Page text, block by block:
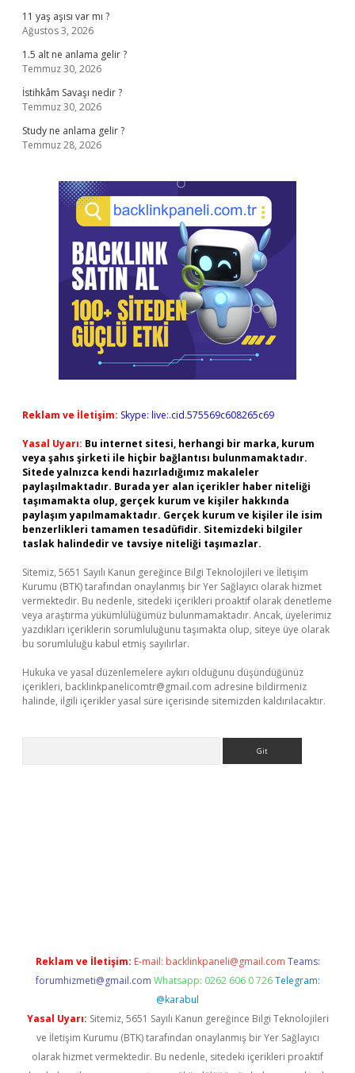
11 yaş aşısı var mı ?
Ağustos 3, 2026
1.5 alt ne anlama gelir ?
Temmuz 30, 2026
İstihkâm Savaşı nedir ?
Temmuz 30, 2026
Study ne anlama gelir ?
Temmuz 28, 2026
Reklam ve İletişim: Skype: live:.cid.575569c608265c69
Yasal Uyarı: Bu internet sitesi, herhangi bir marka, kurum
veya şahıs şirketi ile hiçbir bağlantısı bulunmamaktadır.
Sitede yalnızca kendi hazırladığımız makaleler
paylaşılmaktadır. Burada yer alan içerikler haber niteliği
taşımamakta olup, gerçek kurum ve kişiler hakkında
paylaşım yapılmamaktadır. Gerçek kurum ve kişiler ile isim
benzerlikleri tamamen tesadüfidir. Sitemizdeki bilgiler
taslak halindedir ve tavsiye niteliği taşımazlar.
Sitemiz, 5651 Sayılı Kanun gereğince Bilgi Teknolojileri ve İletişim
Kurumu (BTK) tarafından onaylanmış bir Yer Sağlayıcı olarak hizmet
vermektedir. Bu nedenle, sitedeki içerikleri proaktif olarak denetleme
veya araştırma yükümlülüğümüz bulunmamaktadır. Ancak, üyelerimiz
yazdıkları içeriklerin sorumluluğunu taşımakta olup, siteye üye olarak
bu sorumluluğu kabul etmiş sayılırlar.
Hukuka ve yasal düzenlemelere aykırı olduğunu düşündüğünüz
içerikleri, backlinkpanelicomtr@gmail.com adresine bildirmeniz
halinde, ilgili içerikler yasal süre içerisinde sitemizden kaldırılacaktır.
Reklam ve İletişim: E-mail: backlinkpaneli@gmail.com Teams:
forumhizmeti@gmail.com Whatsapp: 0262 606 0 726 Telegram:
@karabul
Yasal Uyarı: Sitemiz, 5651 Sayılı Kanun gereğince Bilgi Teknolojileri
ve İletişim Kurumu (BTK) tarafından onaylanmış bir Yer Sağlayıcı
olarak hizmet vermektedir. Bu nedenle, sitedeki içerikleri proaktif